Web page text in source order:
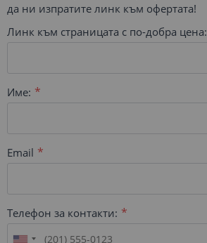
да ни изпратите линк към офертата!
Линк към страницата с по-добра цена:
Име:
Email
Телефон за контакти: